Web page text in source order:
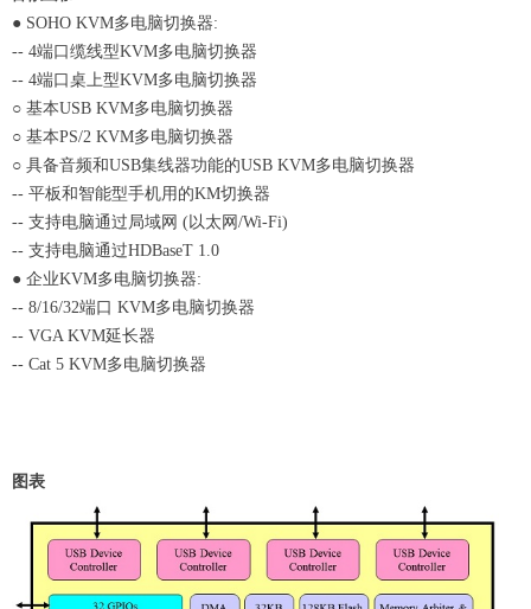
● SOHO KVM多电脑切换器:
-- 4端口缆线型KVM多电脑切换器
-- 4端口桌上型KVM多电脑切换器
○ 基本USB KVM多电脑切换器
○ 基本PS/2 KVM多电脑切换器
○ 具备音频和USB集线器功能的USB KVM多电脑切换器
-- 平板和智能型手机用的KM切换器
-- 支持电脑通过局域网 (以太网/Wi-Fi)
-- 支持电脑通过HDBaseT 1.0
● 企业KVM多电脑切换器:
-- 8/16/32端口 KVM多电脑切换器
-- VGA KVM延长器
-- Cat 5 KVM多电脑切换器
图表